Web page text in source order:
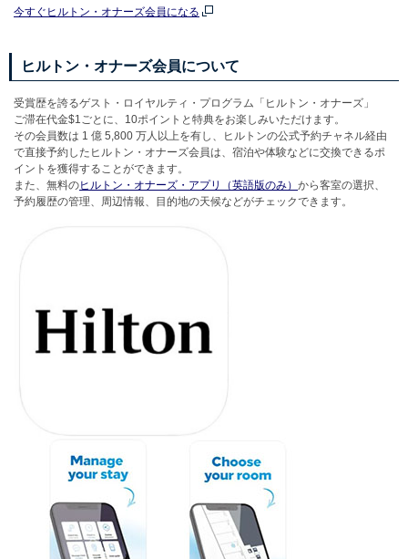
今すぐヒルトン・オナーズ会員になる
ヒルトン・オナーズ会員について
受賞歴を誇るゲスト・ロイヤルティ・プログラム「ヒルトン・オナーズ」
ご滞在代金$1ごとに、10ポイントと特典をお楽しみいただけます。
その会員数は 1 億 5,800 万人以上を有し、ヒルトンの公式予約チャネル経由
で直接予約したヒルトン・オナーズ会員は、宿泊や体験などに交換できるポ
イントを獲得することができます。
また、無料のヒルトン・オナーズ・アプリ（英語版のみ） から客室の選択、
予約履歴の管理、周辺情報、目的地の天候などがチェックできます。